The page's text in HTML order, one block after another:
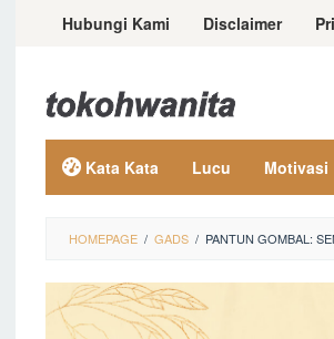
LoncatHubungi Kami Disclaimer
Kata Kata Lucu Motivasi
HOMEPAGE / GADS / PANTUN GOMBAL: